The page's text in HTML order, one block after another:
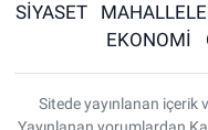
SİYASET
EKONOMİ
Sitede yayınlanan içerik